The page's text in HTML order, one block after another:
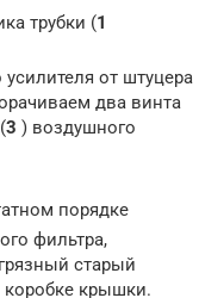
трубки (1
от штуцера
два винта
3 ) воздушного
порядке
фильтра,
старый
крышки.